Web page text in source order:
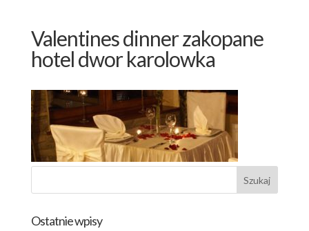
Valentines dinner zakopane
hotel dwor karolowka
Ostatnie wpisy